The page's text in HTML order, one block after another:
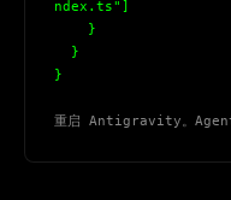
ndex.ts"]
}
}
}
重启 Antigravity。Agent